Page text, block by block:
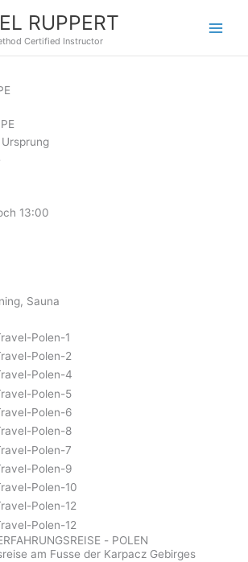
RUPPERT
Certified Instructor
13:00
Sauna
- POLEN
am Fusse der Karpacz Gebirges